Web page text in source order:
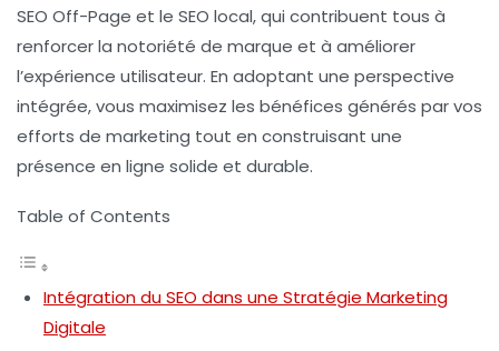
SEO Off-Page et le SEO local, qui contribuent tous à
renforcer la notoriété de marque et à améliorer
l’expérience utilisateur. En adoptant une perspective
intégrée, vous maximisez les bénéfices générés par vos
efforts de marketing tout en construisant une
présence en ligne solide et durable.
Table of Contents
Intégration du SEO dans une Stratégie Marketing
Digitale